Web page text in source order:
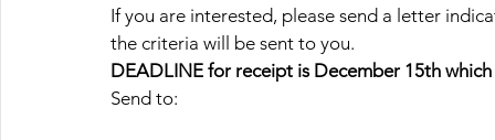
If you are interested, please send a letter
the criteria will be sent to you.
DEADLINE for receipt is December 15th
Send to: